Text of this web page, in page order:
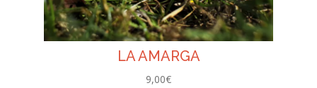
LA AMARGA
9,00€